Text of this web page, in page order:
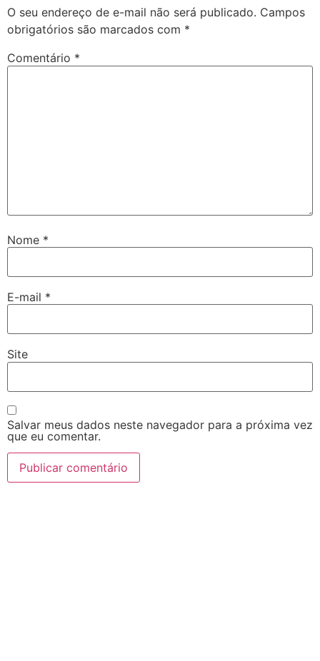
O seu endereço de e-mail não será publicado. Campos
obrigatórios são marcados com *
Comentário *
Nome *
E-mail *
Site
Salvar meus dados neste navegador para a próxima vez
que eu comentar.